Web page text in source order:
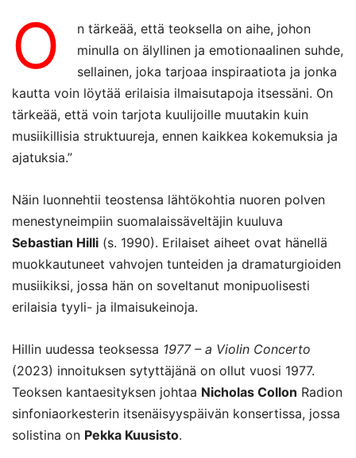
O
n tärkeää, että teoksella on aihe, johon
minulla on älyllinen ja emotionaalinen suhde,
sellainen, joka tarjoaa inspiraatiota ja jonka
kautta voin löytää erilaisia ilmaisutapoja itsessäni. On
tärkeää, että voin tarjota kuulijoille muutakin kuin
musiikillisia struktuureja, ennen kaikkea kokemuksia ja
ajatuksia.”
Näin luonnehtii teostensa lähtökohtia nuoren polven
menestyneimpiin suomalaissäveltäjin kuuluva
Sebastian Hilli (s. 1990). Erilaiset aiheet ovat hänellä
muokkautuneet vahvojen tunteiden ja dramaturgioiden
musiikiksi, jossa hän on soveltanut monipuolisesti
erilaisia tyyli- ja ilmaisukeinoja.
Hillin uudessa teoksessa 1977 – a Violin Concerto
(2023) innoituksen sytyttäjänä on ollut vuosi 1977.
Teoksen kantaesityksen johtaa Nicholas Collon Radion
sinfoniaorkesterin itsenäisyyspäivän konsertissa, jossa
solistina on Pekka Kuusisto.